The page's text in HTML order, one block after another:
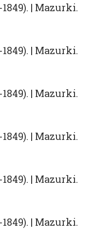
| Mazurki.
| Mazurki.
| Mazurki.
| Mazurki.
| Mazurki.
| Mazurki.